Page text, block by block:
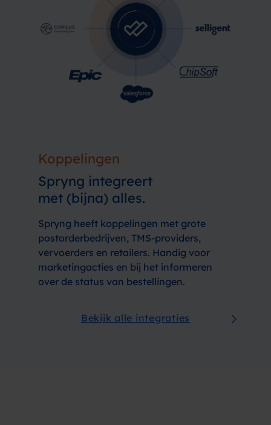
Koppelingen
Spryng integreert
met (bijna) alles.
Spryng heeft koppelingen met grote
postorderbedrijven, TMS-providers,
vervoerders en retailers. Handig voor
marketingacties en bij het informeren
over de status van bestellingen.
Bekijk alle integraties